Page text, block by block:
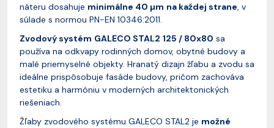
náteru dosahuje minimálne 40 µm na každej strane, v
súlade s normou PN-EN 10346:2011.
Zvodový systém GALECO STAL2 125 / 80x80 sa
používa na odkvapy rodinných domov, obytné budovy a
malé priemyselné objekty. Hranatý dizajn žľabu a zvodu sa
ideálne prispôsobuje fasáde budovy, pričom zachováva
estetiku a harmóniu v moderných architektonických
riešeniach.
Žľaby zvodového systému GALECO STAL2 je možné